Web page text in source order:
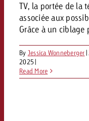
TV, la portée de la
associée aux
Grâce à un ciblage
By Jessica Wonneberger|
2025|
Read More